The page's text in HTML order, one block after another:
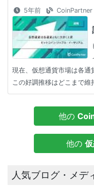
5年前 CoinPartner
現在、仮想通貨市場は各通
この好調推移はどこまで維
他の
他の
人気ブログ・メデ